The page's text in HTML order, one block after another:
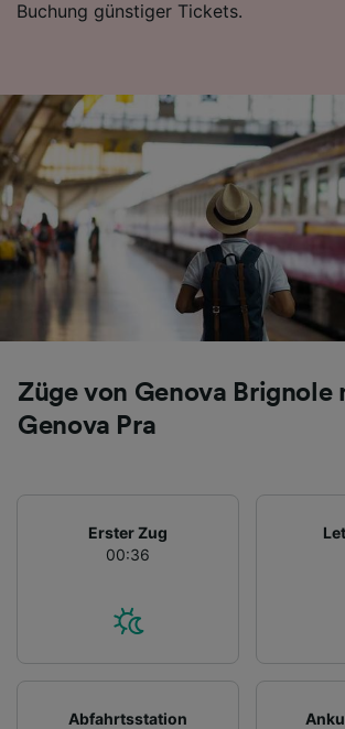
Buchung günstiger Tickets.
Züge von Genova Brignole
Genova Pra
Erster Zug
00:36
Abfahrtsstation
Folgendes bereitzustellen:
Informationen auf einem Endgerät.
Personalisierte Werbung und
von Werbeleistung und der
Inhalten, Zielgruppenforschung
Entwicklung und Verbesserung von
Angeboten.
Liste der Partner (Lieferanten)